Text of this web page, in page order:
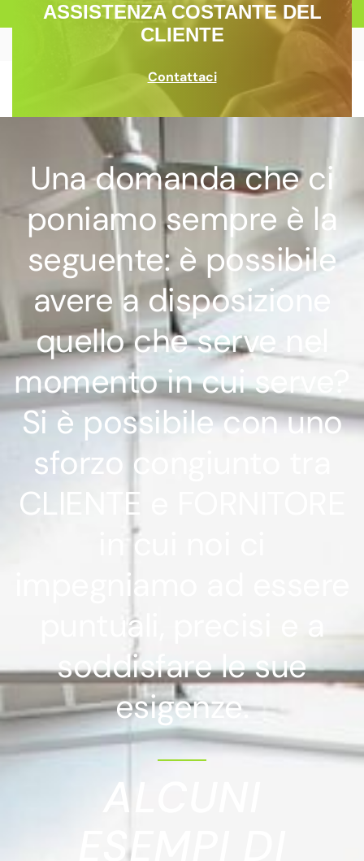
ASSISTENZA COSTANTE DEL
CLIENTE
Contattaci
Una domanda che ci
poniamo sempre è la
seguente: è possibile
avere a disposizione
quello che serve nel
momento in cui serve?
Si è possibile con uno
sforzo congiunto tra
CLIENTE e FORNITORE
in cui noi ci
impegniamo ad essere
puntuali, precisi e a
soddisfare le sue
esigenze.
ALCUNI
ESEMPI DI